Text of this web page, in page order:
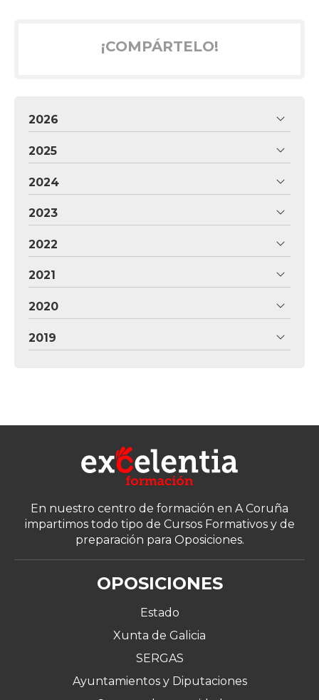
¡COMPÁRTELO!
2026
2025
2024
2023
2022
2021
2020
2019
En nuestro centro de formación en A Coruña
impartimos todo tipo de Cursos Formativos y de
preparación para Oposiciones.
OPOSICIONES
Estado
Xunta de Galicia
SERGAS
Ayuntamientos y Diputaciones